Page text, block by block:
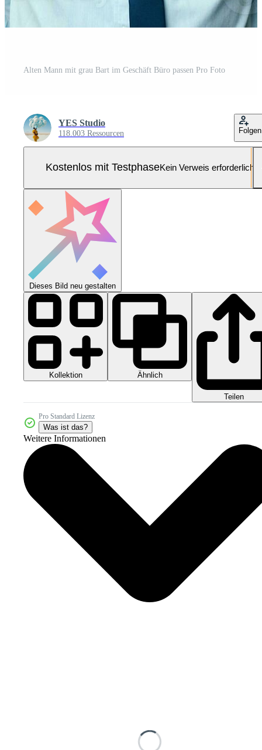
Alten Mann mit grau Bart im Geschäft Büro passen Pro Foto
YES Studio
118.003 Ressourcen Folgen
Kostenlos mit TestphaseKein Verweis erforderlich
Dieses Bild neu gestalten
Kollektion Ähnlich
Teilen
Pro Standard Lizenz
Was ist das?
Weitere Informationen